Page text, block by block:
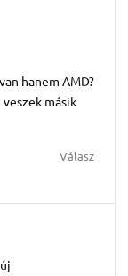
hanem AMD?
másik
Válasz